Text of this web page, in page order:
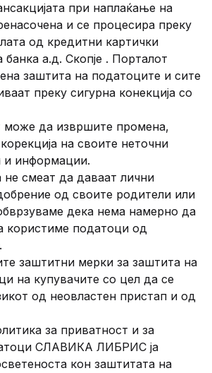
при наплаќање на
и се процесира преку
од кредитни картички
банка а.д. Скопје . Порталот
заштита на податоците и сите
преку сигурна конекција со
може да извршите промена,
на своите неточни
и информации.
смеат да даваат лични
од своите родители или
дека нема намерно да
користиме податоци од
заштитни мерки за заштита на
на купувачите со цел да се
од неовластен пристап и од
за приватност и за
СЛАВИКА ЛИБРИС ја
кон заштитата на